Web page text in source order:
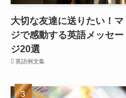
大切な友達に送りたい！マ
ジで感動する英語メッセー
ジ20選
英語例文集